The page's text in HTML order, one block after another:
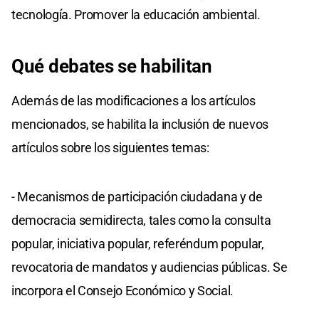
tecnología. Promover la educación ambiental.
Qué debates se habilitan
Además de las modificaciones a los artículos
mencionados, se habilita la inclusión de nuevos
artículos sobre los siguientes temas:
- Mecanismos de participación ciudadana y de
democracia semidirecta, tales como la consulta
popular, iniciativa popular, referéndum popular,
revocatoria de mandatos y audiencias públicas. Se
incorpora el Consejo Económico y Social.